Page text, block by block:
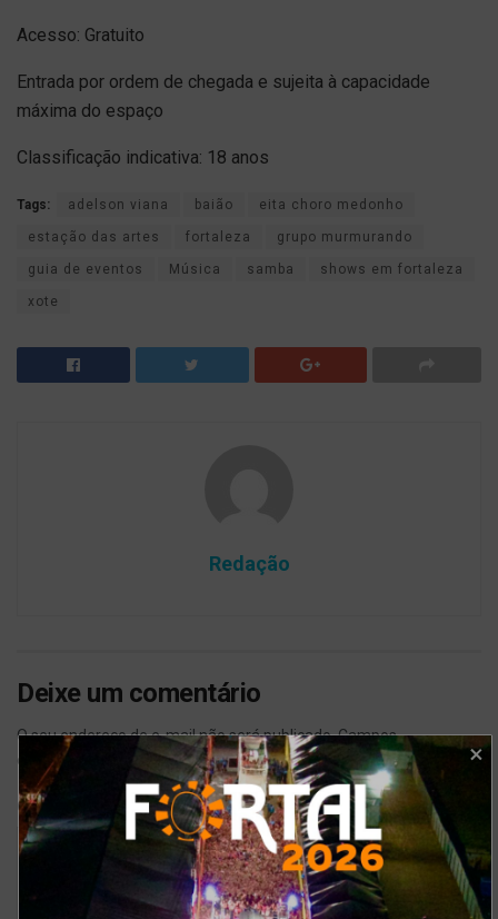
Acesso: Gratuito
Entrada por ordem de chegada e sujeita à capacidade
máxima do espaço
Classificação indicativa: 18 anos
Tags: adelson viana baião eita choro medonho
estação das artes fortaleza grupo murmurando
guia de eventos Música samba shows em fortaleza
xote
Redação
Deixe um comentário
O seu endereço de e-mail não será publicado.Campos
obrigatórios são marcados com*
Comentário